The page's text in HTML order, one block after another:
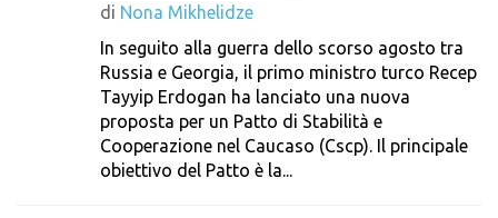
di Nona Mikhelidze
In seguito alla guerra dello scorso agosto tra
Russia e Georgia, il primo ministro turco Recep
Tayyip Erdogan ha lanciato una nuova
proposta per un Patto di Stabilità e
Cooperazione nel Caucaso (Cscp). Il principale
obiettivo del Patto è la...